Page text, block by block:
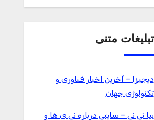
تبلیغات متنی
دیجیزا – آخرین اخبار فناوری و
تکنولوژی جهان
بیا نی نی – سایتی درباره نی ی ها و